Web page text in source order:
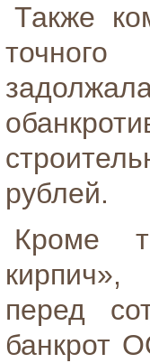
Также
рублей.
Кроме
перед
банкрот